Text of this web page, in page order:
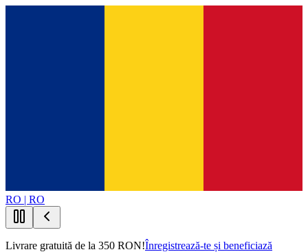
RO | RO
Livrare gratuită de la 350 RON!Înregistrează-te și beneficiază